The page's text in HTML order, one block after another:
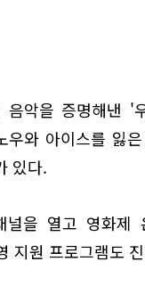
악을 증명해낸 '
와 아이스를 잃
있다.
을 열고 영화제
지원 프로그램도